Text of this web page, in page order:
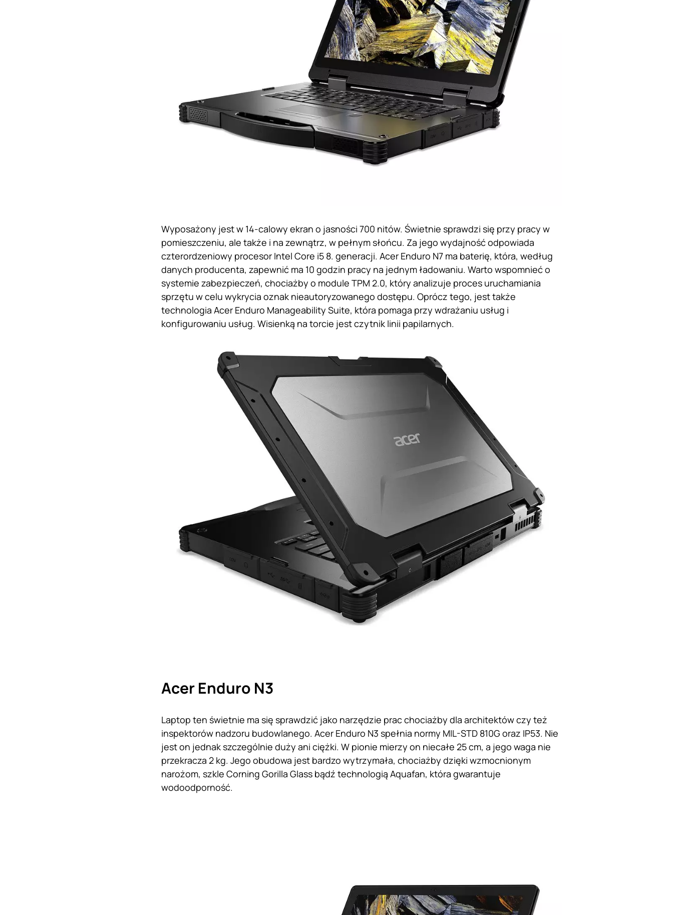
Wyposażony jest w 14-calowy ekran o jasności 700 nitów. Świetnie sprawdzi się przy pracy w
pomieszczeniu, ale także i na zewnątrz, w pełnym słońcu. Za jego wydajność odpowiada
czterordzeniowy procesor Intel Core i5 8. generacji. Acer Enduro N7 ma baterię, która, według
danych producenta, zapewnić ma 10 godzin pracy na jednym ładowaniu. Warto wspomnieć o
systemie zabezpieczeń, chociażby o module TPM 2.0, który analizuje proces uruchamiania
sprzętu w celu wykrycia oznak nieautoryzowanego dostępu. Oprócz tego, jest także
technologia Acer Enduro Manageability Suite, która pomaga przy wdrażaniu usług i
konfigurowaniu usług. Wisienką na torcie jest czytnik linii papilarnych.
Acer Enduro N3
Laptop ten świetnie ma się sprawdzić jako narzędzie prac chociażby dla architektów czy też
inspektorów nadzoru budowlanego. Acer Enduro N3 spełnia normy MIL-STD 810G oraz IP53. Nie
jest on jednak szczególnie duży ani ciężki. W pionie mierzy on niecałe 25 cm, a jego waga nie
przekracza 2 kg. Jego obudowa jest bardzo wytrzymała, chociażby dzięki wzmocnionym
narożom, szkle Corning Gorilla Glass bądź technologią Aquafan, która gwarantuje
wodoodporność.